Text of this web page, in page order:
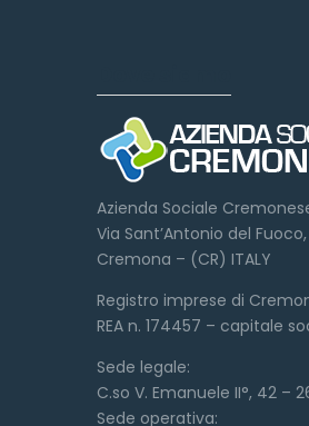
Azienda Sociale
Via Sant’Antonio del
Cremona – (CR) ITALY
Registro imprese di
REA n. 174457 – capitale
Sede legale:
C.so V. Emanuele II°, 42 –
Sede operativa: